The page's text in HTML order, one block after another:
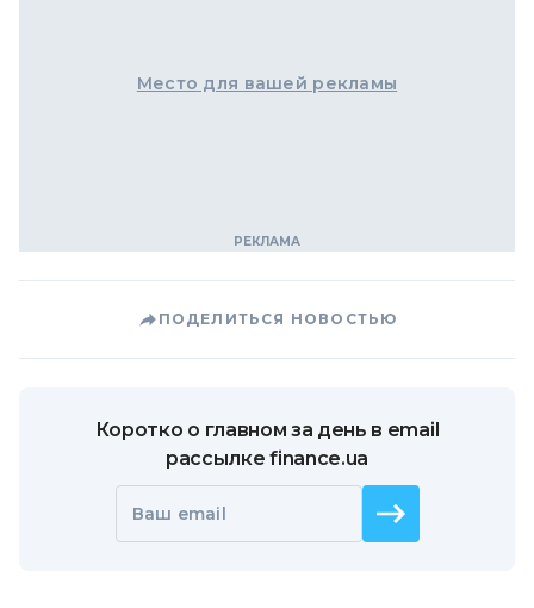
Место для вашей рекламы
ПОДЕЛИТЬСЯ НОВОСТЬЮ
Коротко о главном за день в email
рассылке finance.ua
Ваш email